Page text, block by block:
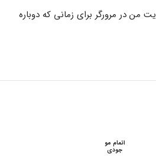
من در مرورگر برای زمانی که دوباره
اتمام مو
جودی